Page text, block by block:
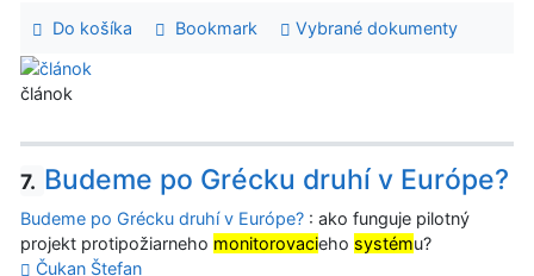
Do košíka Bookmark Vybrané dokumenty
článok
7. Budeme po Grécku druhí v Európe?
Budeme po Grécku druhí v Európe? : ako funguje pilotný
projekt protipožiarneho monitorovacieho systému?
Čukan Štefan